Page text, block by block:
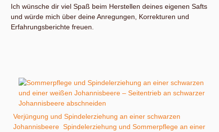
Ich wünsche dir viel Spaß beim Herstellen deines eigenen Safts
und würde mich über deine Anregungen, Korrekturen und
Erfahrungsberichte freuen.
Verjüngung und Spindelerziehung an einer schwarzen
Johannisbeere ,Spindelerziehung und Sommerpflege an einer